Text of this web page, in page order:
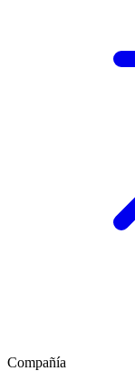
Compañía